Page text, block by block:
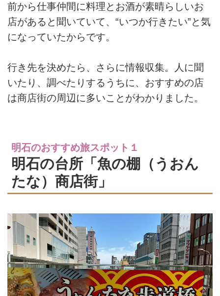
前から仕事仲間に料理とお酒が素晴らしいお
店があると聞いていて、“いつか行きたい”と気
になっていたからです。
行き先を決めたら、さらに情報収集。人に聞
いたり、調べたりするうちに、おすすめの店
は商店街の周辺に多いことがわかりました。
明石のおすすめ旅スポット１
明石の台所「魚の棚（うおん
たな）商店街」